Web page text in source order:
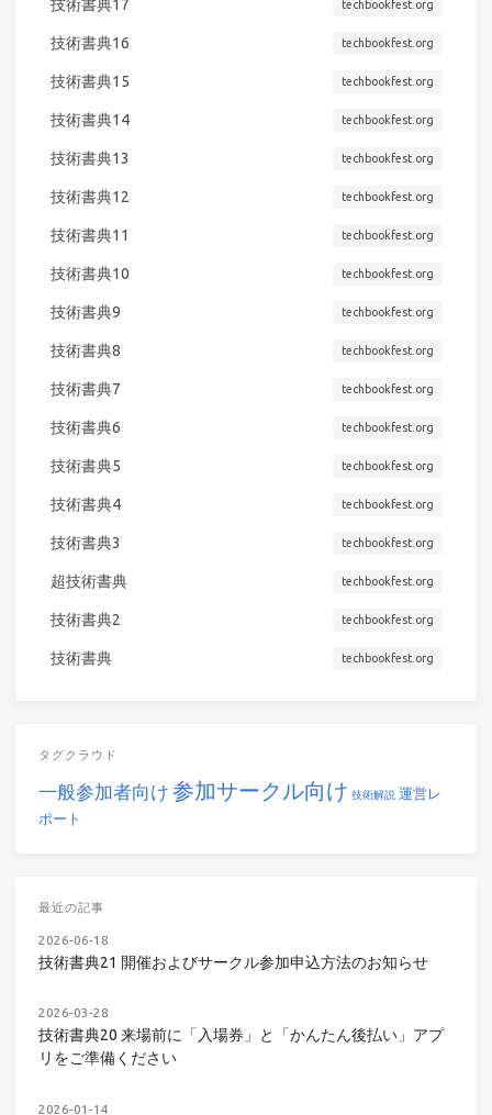
技術書典17 techbookfest.org
技術書典16 techbookfest.org
技術書典15 techbookfest.org
技術書典14 techbookfest.org
技術書典13 techbookfest.org
技術書典12 techbookfest.org
技術書典11 techbookfest.org
技術書典10 techbookfest.org
技術書典9 techbookfest.org
技術書典8 techbookfest.org
技術書典7 techbookfest.org
技術書典6 techbookfest.org
技術書典5 techbookfest.org
技術書典4 techbookfest.org
技術書典3 techbookfest.org
超技術書典 techbookfest.org
技術書典2 techbookfest.org
技術書典 techbookfest.org
タグクラウド
一般参加者向け 参加サークル向け 技術解説 運営レ
ポート
最近の記事
2026-06-18
技術書典21 開催およびサークル参加申込方法のお知らせ
2026-03-28
技術書典20 来場前に「入場券」と「かんたん後払い」アプ
リをご準備ください
2026-01-14